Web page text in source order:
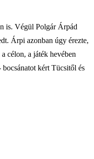
is. Végül Polgár Árpád
Árpi azonban úgy érezte,
célon, a játék hevében
bocsánatot kért Tücsitől és